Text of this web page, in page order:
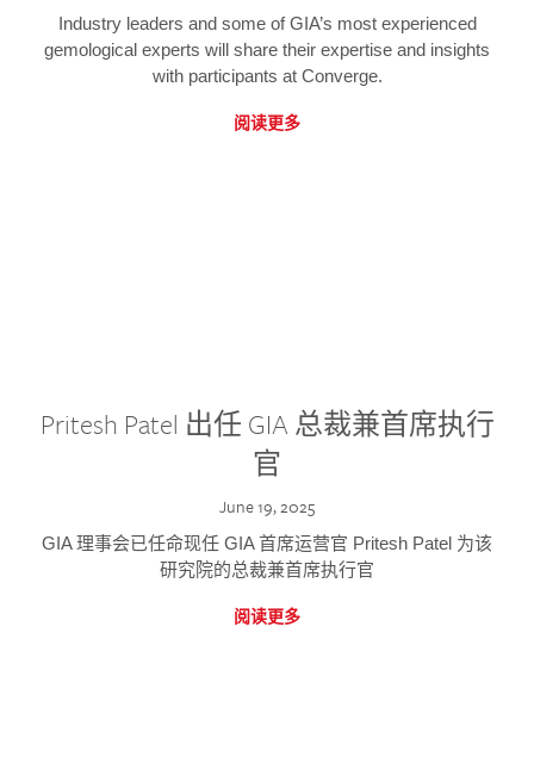
Industry leaders and some of GIA’s most experienced
gemological experts will share their expertise and insights
with participants at Converge.
阅读更多
Pritesh Patel 出任 GIA 总裁兼首席执行
官
June 19, 2025
GIA 理事会已任命现任 GIA 首席运营官 Pritesh Patel 为该
研究院的总裁兼首席执行官
阅读更多